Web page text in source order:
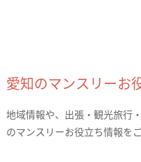
愛知のマンスリーお
地域情報や、出張・観光旅行
のマンスリーお役立ち情報を